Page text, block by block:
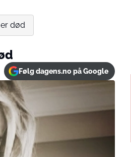
død
Følg dagens.no på Google